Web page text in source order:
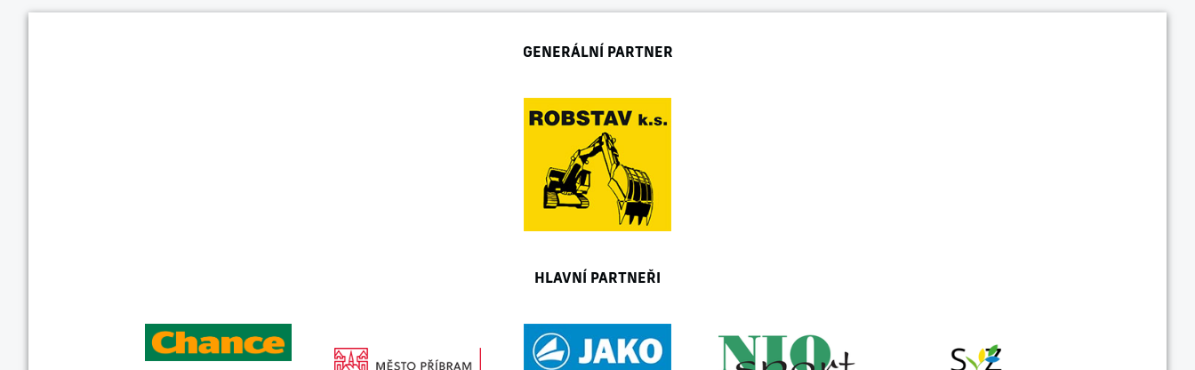
GENERÁLNÍ PARTNER
HLAVNÍ PARTNEŘI